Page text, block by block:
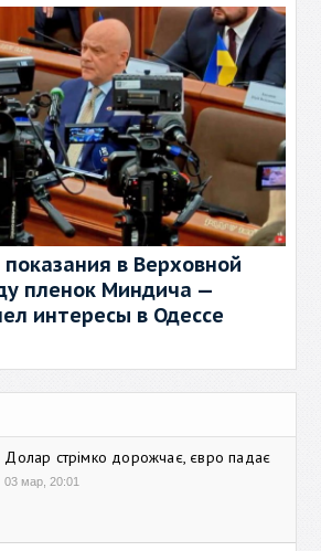
в Верховной
пленок Миндича —
интересы в Одессе
Долар стрімко дорожчає, євро падає
03 мар, 20:01